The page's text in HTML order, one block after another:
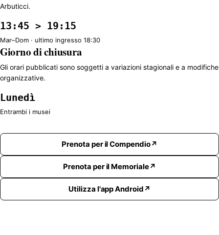
Arbuticci.
13:45 > 19:15
Mar–Dom · ultimo ingresso 18:30
Giorno di chiusura
Gli orari pubblicati sono soggetti a variazioni stagionali e a modifiche
organizzative.
Lunedì
Entrambi i musei
Prenota per il Compendio
Prenota per il Memoriale
Utilizza l'app Android